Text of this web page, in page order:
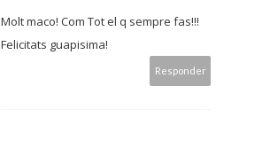
Molt maco! Com Tot el q sempre fas!!!
Felicitats guapisima!
Responder